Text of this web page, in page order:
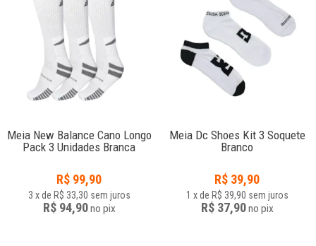
Meia New Balance Cano Longo
Pack 3 Unidades Branca
R$ 99,90
3 x de R$ 33,30 sem juros
R$ 94,90no pix
Meia Dc Shoes Kit 3 Soquete
Branco
R$ 39,90
1 x de R$ 39,90 sem juros
R$ 37,90no pix